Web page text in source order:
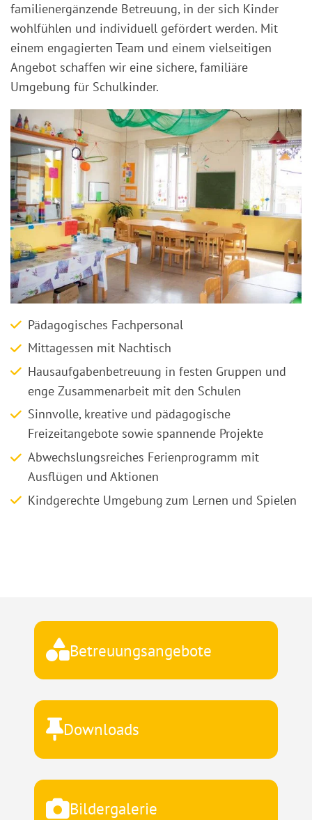
familienergänzende Betreuung, in der sich Kinder
wohlfühlen und individuell gefördert werden. Mit
einem engagierten Team und einem vielseitigen
Angebot schaffen wir eine sichere, familiäre
Umgebung für Schulkinder.
Pädagogisches Fachpersonal
Mittagessen mit Nachtisch
Hausaufgabenbetreuung in festen Gruppen und
enge Zusammenarbeit mit den Schulen
Sinnvolle, kreative und pädagogische
Freizeitangebote sowie spannende Projekte
Abwechslungsreiches Ferienprogramm mit
Ausflügen und Aktionen
Kindgerechte Umgebung zum Lernen und Spielen
Betreuungsangebote
Downloads
Bildergalerie